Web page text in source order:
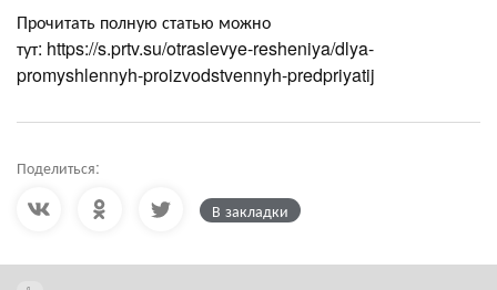
Прочитать полную статью можно
тут: https://s.prtv.su/otraslevye-resheniya/dlya-
promyshlennyh-proizvodstvennyh-predpriyatij
Поделиться:
В закладки